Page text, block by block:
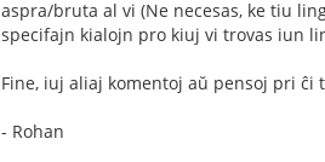
aspra/bruta al vi (Ne necesas, ke tiu
specifajn kialojn pro kiuj vi trovas iun
Fine, iuj aliaj komentoj aŭ pensoj pri ĉi
- Rohan